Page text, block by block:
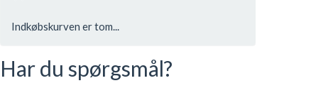
Indkøbskurven er tom...
Har du spørgsmål?